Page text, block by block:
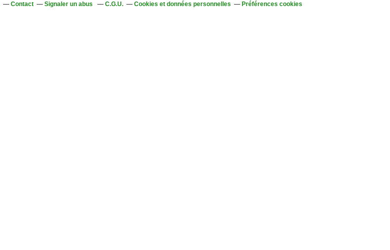
Contact Signaler un abus C.G.U. Cookies et données personnelles Préférences cookies